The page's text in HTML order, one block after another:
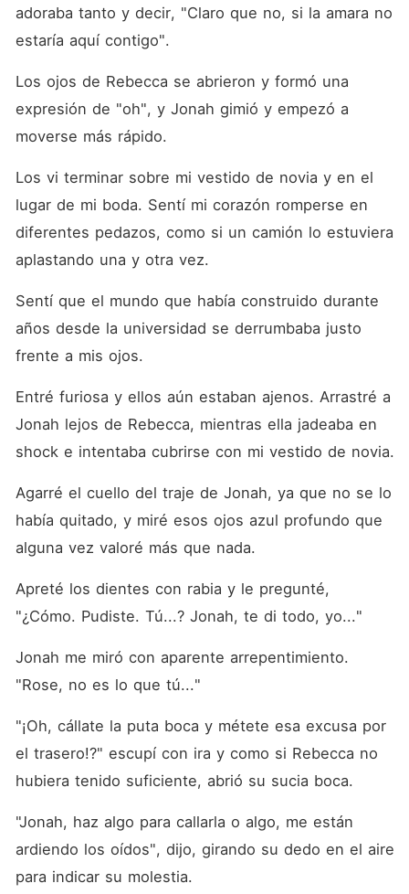
adoraba tanto y decir, "Claro que no, si la amara no
estaría aquí contigo".
Los ojos de Rebecca se abrieron y formó una
expresión de "oh", y Jonah gimió y empezó a
moverse más rápido.
Los vi terminar sobre mi vestido de novia y en el
lugar de mi boda. Sentí mi corazón romperse en
diferentes pedazos, como si un camión lo estuviera
aplastando una y otra vez.
Sentí que el mundo que había construido durante
años desde la universidad se derrumbaba justo
frente a mis ojos.
Entré furiosa y ellos aún estaban ajenos. Arrastré a
Jonah lejos de Rebecca, mientras ella jadeaba en
shock e intentaba cubrirse con mi vestido de novia.
Agarré el cuello del traje de Jonah, ya que no se lo
había quitado, y miré esos ojos azul profundo que
alguna vez valoré más que nada.
Apreté los dientes con rabia y le pregunté,
"¿Cómo. Pudiste. Tú...? Jonah, te di todo, yo..."
Jonah me miró con aparente arrepentimiento.
"Rose, no es lo que tú..."
"¡Oh, cállate la puta boca y métete esa excusa por
el trasero!?" escupí con ira y como si Rebecca no
hubiera tenido suficiente, abrió su sucia boca.
"Jonah, haz algo para callarla o algo, me están
ardiendo los oídos", dijo, girando su dedo en el aire
para indicar su molestia.